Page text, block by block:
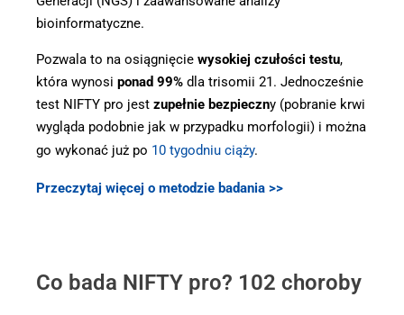
bioinformatyczne.
Pozwala to na osiągnięcie wysokiej czułości testu,
która wynosi ponad 99% dla trisomii 21. Jednocześnie
test NIFTY pro jest zupełnie bezpieczny (pobranie krwi
wygląda podobnie jak w przypadku morfologii) i można
go wykonać już po 10 tygodniu ciąży.
Przeczytaj więcej o metodzie badania >>
Co bada NIFTY pro? 102 choroby